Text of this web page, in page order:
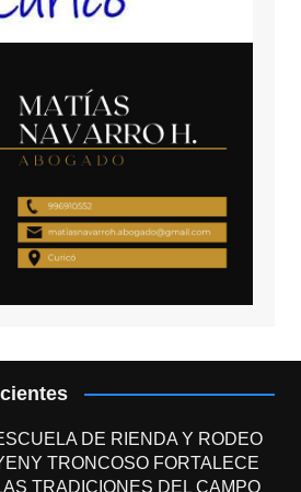
DE RIENDA Y RODEO
TRONCOSO FORTALECE
TRADICIONES DEL CAMPO